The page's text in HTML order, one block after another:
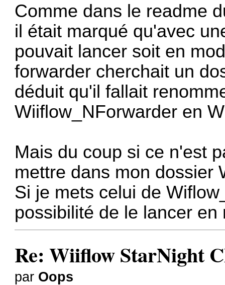
Comme dans le readme
il était marqué qu'avec
pouvait lancer soit en
forwarder cherchait un
déduit qu'il fallait
Wiiflow_NForwarder en
Mais du coup si ce n'est
mettre dans mon dossier
Si je mets celui de
possibilité de le lancer en
Re: Wiiflow StarNight
par Oops